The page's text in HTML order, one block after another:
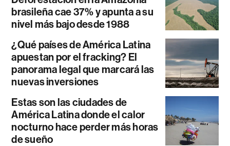
brasileña cae 37% y apunta a su
nivel más bajo desde 1988
¿Qué países de América Latina
apuestan por el fracking? El
panorama legal que marcará las
nuevas inversiones
Estas son las ciudades de
América Latina donde el calor
nocturno hace perder más horas
de sueño